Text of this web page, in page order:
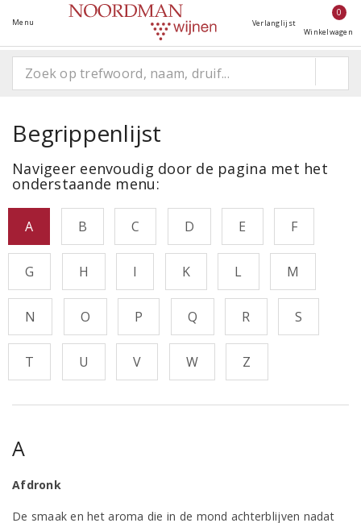
Menu Verlanglijst
0
Winkelwagen
Begrippenlijst
Navigeer eenvoudig door de pagina met het
onderstaande menu:
A B C D E F
G H I K L M
N O P Q R S
T U V W Z
A
Afdronk
De smaak en het aroma die in de mond achterblijven nadat